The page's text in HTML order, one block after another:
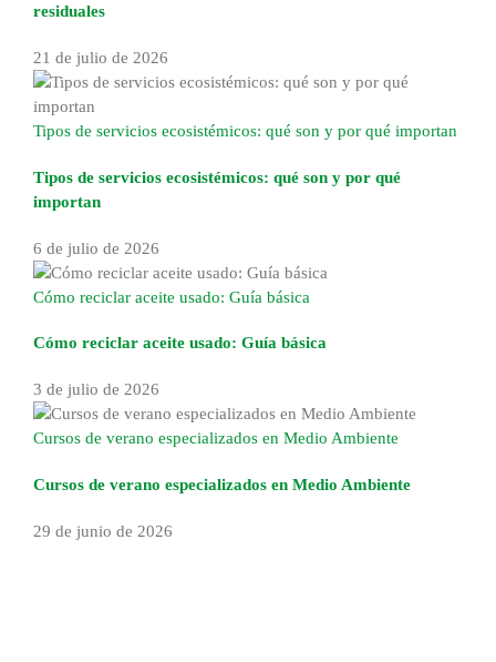
residuales
21 de julio de 2026
Tipos de servicios ecosistémicos: qué son y por qué importan
Tipos de servicios ecosistémicos: qué son y por qué
importan
6 de julio de 2026
Cómo reciclar aceite usado: Guía básica
Cómo reciclar aceite usado: Guía básica
3 de julio de 2026
Cursos de verano especializados en Medio Ambiente
Cursos de verano especializados en Medio Ambiente
29 de junio de 2026